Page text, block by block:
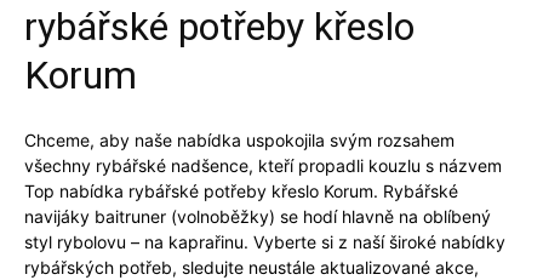
rybářské potřeby křeslo
Korum
Chceme, aby naše nabídka uspokojila svým rozsahem
všechny rybářské nadšence, kteří propadli kouzlu s názvem
Top nabídka rybářské potřeby křeslo Korum. Rybářské
navijáky baitruner (volnoběžky) se hodí hlavně na oblíbený
styl rybolovu – na kaprařinu. Vyberte si z naší široké nabídky
rybářských potřeb, sledujte neustále aktualizované akce,